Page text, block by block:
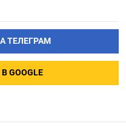
ТЕЛЕГРАМ
GOOGLE